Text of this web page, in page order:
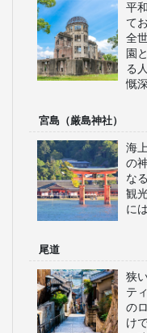
平
て
全
園
る
慨
宮島（厳島神社）
海
の
な
観
に
尾道
狭
テ
の
け